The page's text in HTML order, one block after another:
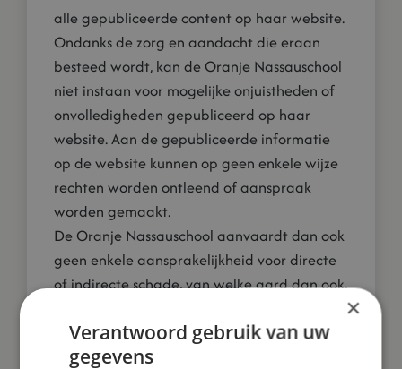
alle gepubliceerde content op haar website.
Ondanks de zorg en aandacht die eraan
besteed wordt, kan de Oranje Nassauschool
niet instaan voor mogelijke onjuistheden of
onvolledigheden gepubliceerd op haar
website. Aan de gepubliceerde informatie
op de website kunnen op geen enkele wijze
rechten worden ontleend of aanspraak
worden gemaakt.
De Oranje Nassauschool aanvaardt dan ook
geen enkele aansprakelijkheid voor directe
of indirecte schade, van welke aard dan ook,
site en/of de (on)bereikbaarheid van de site.
De informatie op de website van de Oranje
×
Verantwoord gebruik van uw
gegevens